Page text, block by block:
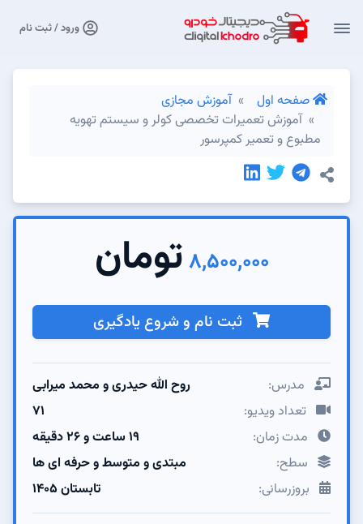
ورود / ثبت نام
صفحه اول
آموزش مجازی
آموزش تعمیرات تخصصی کولر و سیستم تهویه
مطبوع و تعمیر کمپرسور
8,500,000 تومان
ثبت نام و شروع یادگیری
مدرس:
روح الله حیدری و محمد میرابی
تعداد ویدیو:
71
مدت زمان:
19 ساعت و 26 دقیقه
سطح:
مبتدی و متوسط و حرفه ای ها
بروزرسانی:
تابستان ۱۴05